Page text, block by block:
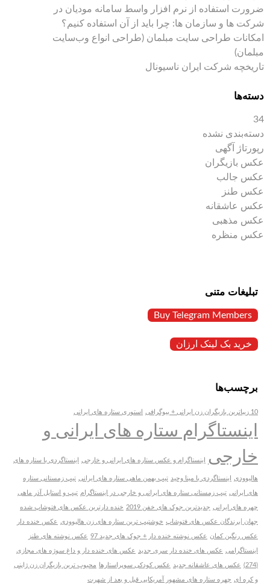
ضرورت استفاده از نرم افزار واسط سامانه مودیان در
شرکت ها و سازمان ها: چرا باید از آن استفاده کنیم؟
امکانات طراحی سایت مبلمان (طراحی انواع وب‌سایت
مبلمان)
تاریخچه شرکت ایران ناسیونال
دسته‌ها
34
دسته‌بندی نشده
رپورتاژ آگهی
عکس بازیگران
عکس جالب
عکس طنز
عکس عاشقانه
عکس مذهبی
عکس منظره
تبلیغات متنی
Buy Telegram Members
خرید بک لینک ارزان
برچسب‌ها
10 زیباترین بازیگران زن ایرانی + بیوگرافی استوری ستاره های ایرانی
اینستاگرام ستاره های ایرانی و
خارجی
اینستاگرام و عکس ستاره های ایرانی و خارجی اینستاگردی با ستاره های
هالیوودی اینستاگردی با مینا وحید تیپ بهمن ماهی ستاره های ایرانی تیپ زمستانی ستاره
های ایرانی تیپ زمستانی ستاره های ایرانی و خارجی در اینستاگرام تیپ و استایل آذر ماهی
چهره های ایرانی جدیدترین جوک های خفن 2019 خنده دارترین عکس های فتوشاپ شده
جهان |برندگان عکس های فتوشاپ خوشتیپ ترین ستاره های زن هالیوودی عکس خنده دار
عکس رنگین کمان عکس نوشته خنده دار + جوک های جدید 97 عکس نوشته های طنز
اینستاگرامی عکس های خنده دار سری جدید عکس های خنده دار و داغ سوژه های مجازی
(274) عکس های عاشقانه جدید عکس کودکی سوپراستارها محبوب ترین بازیگران زن ژاپنی
و کره ای چهره ستاره های مشهور آمریکایی قبل و بعد از شهرت